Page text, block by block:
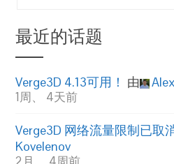
最近的话题
Verge3D 4.13可用！ 由
1周、 4天前
Verge3D 网络流量限制已取
Kovelenov